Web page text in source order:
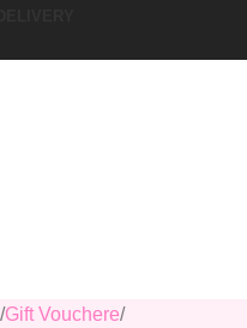
Gift Vouchere